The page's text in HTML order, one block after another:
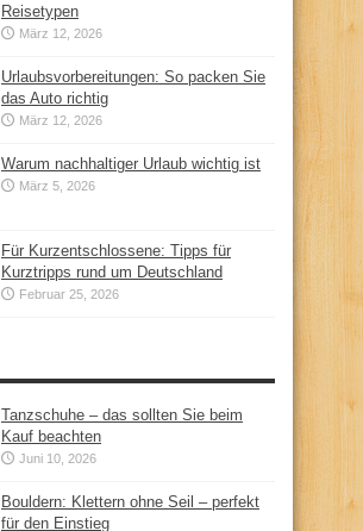
Reisetypen
März 12, 2026
Urlaubsvorbereitungen: So packen Sie
das Auto richtig
März 12, 2026
Warum nachhaltiger Urlaub wichtig ist
März 5, 2026
Für Kurzentschlossene: Tipps für
Kurztripps rund um Deutschland
Februar 25, 2026
Tanzschuhe – das sollten Sie beim
Kauf beachten
Juni 10, 2026
Bouldern: Klettern ohne Seil – perfekt
für den Einstieg